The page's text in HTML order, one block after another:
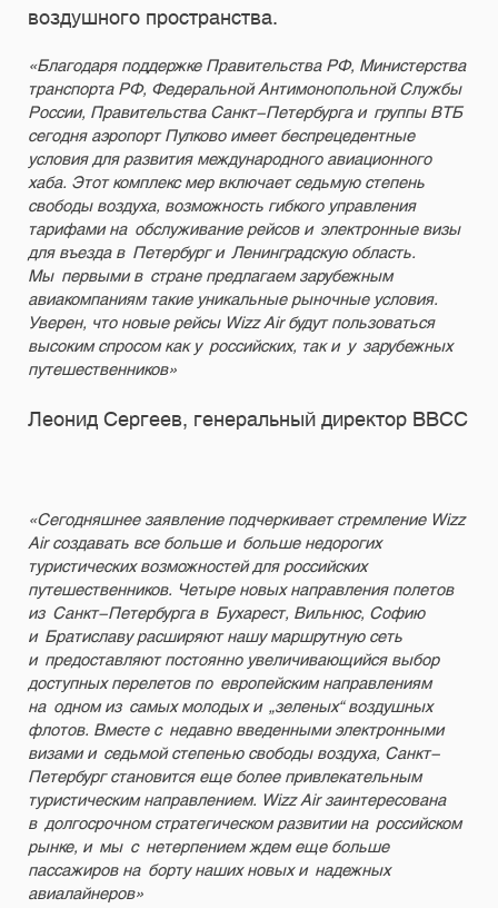
воздушного пространства.
«Благодаря поддержке Правительства РФ, Министерства
транспорта РФ, Федеральной Антимонопольной Службы
России, Правительства Санкт-Петербурга и группы ВТБ
сегодня аэропорт Пулково имеет беспрецедентные
условия для развития международного авиационного
хаба. Этот комплекс мер включает седьмую степень
свободы воздуха, возможность гибкого управления
тарифами на обслуживание рейсов и электронные визы
для въезда в Петербург и Ленинградскую область.
Мы первыми в стране предлагаем зарубежным
авиакомпаниям такие уникальные рыночные условия.
Уверен, что новые рейсы Wizz Air будут пользоваться
высоким спросом как у российских, так и у зарубежных
путешественников»
Леонид Сергеев, генеральный директор ВВСС
«Сегодняшнее заявление подчеркивает стремление Wizz
Air создавать все больше и больше недорогих
туристических возможностей для российских
путешественников. Четыре новых направления полетов
из Санкт-Петербурга в Бухарест, Вильнюс, Софию
и Братиславу расширяют нашу маршрутную сеть
и предоставляют постоянно увеличивающийся выбор
доступных перелетов по европейским направлениям
на одном из самых молодых и „зеленых“ воздушных
флотов. Вместе с недавно введенными электронными
визами и седьмой степенью свободы воздуха, Санкт-
Петербург становится еще более привлекательным
туристическим направлением. Wizz Air заинтересована
в долгосрочном стратегическом развитии на российском
рынке, и мы с нетерпением ждем еще больше
пассажиров на борту наших новых и надежных
авиалайнеров»